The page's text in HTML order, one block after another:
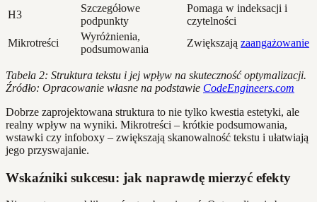
H3
Szczegółowe
podpunkty
Pomaga w indeksacji i
czytelności
Mikrotreści
Wyróżnienia,
podsumowania
Zwiększają zaangażowanie
Tabela 2: Struktura tekstu i jej wpływ na skuteczność optymalizacji.
Źródło: Opracowanie własne na podstawie CodeEngineers.com
Dobrze zaprojektowana struktura to nie tylko kwestia estetyki, ale
realny wpływ na wyniki. Mikrotreści – krótkie podsumowania,
wstawki czy infoboxy – zwiększają skanowalność tekstu i ułatwiają
jego przyswajanie.
Wskaźniki sukcesu: jak naprawdę mierzyć efekty